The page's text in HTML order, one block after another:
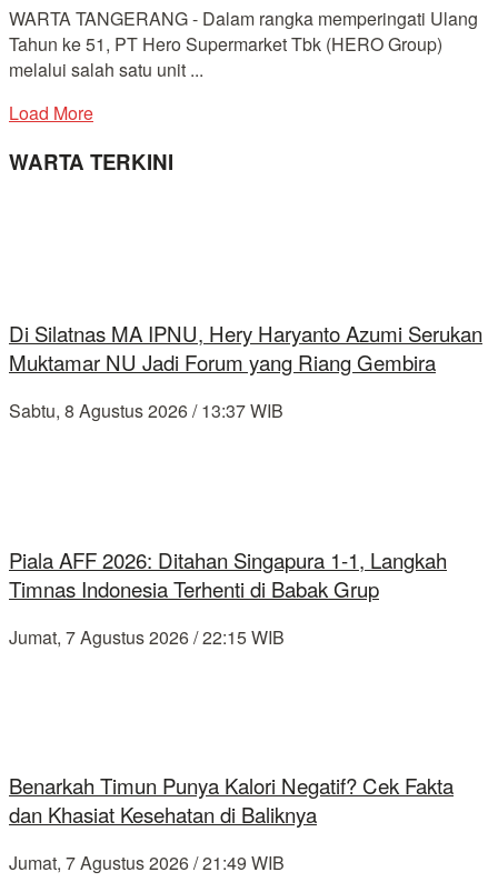
WARTA TANGERANG - Dalam rangka memperingati Ulang
Tahun ke 51, PT Hero Supermarket Tbk (HERO Group)
melalui salah satu unit ...
Load More
WARTA TERKINI
Di Silatnas MA IPNU, Hery Haryanto Azumi Serukan
Muktamar NU Jadi Forum yang Riang Gembira
Sabtu, 8 Agustus 2026 / 13:37 WIB
Piala AFF 2026: Ditahan Singapura 1-1, Langkah
Timnas Indonesia Terhenti di Babak Grup
Jumat, 7 Agustus 2026 / 22:15 WIB
Benarkah Timun Punya Kalori Negatif? Cek Fakta
dan Khasiat Kesehatan di Baliknya
Jumat, 7 Agustus 2026 / 21:49 WIB